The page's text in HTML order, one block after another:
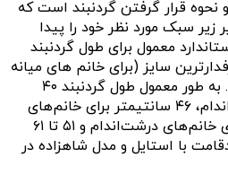
نحوه قرار گرفتن گردنبند است که
زیر سبک مورد نظر خود را پیدا
زیر 6 سایز استاندارد معمول برای طول گردنبند
سایز (برای خانم های میانه
به طور معمول
طول گردنبند ۴۰
سانتیمتر برای خانم‌های ریزاندام، ۴۶ سانتیمتر برای خانم‌های
میانه‌اندام، ۵۱ سانتیمتر برای خانم‌های درشت‌اندام و ۵۱ تا ۶۱
با استایل و مدل شاهزاده در